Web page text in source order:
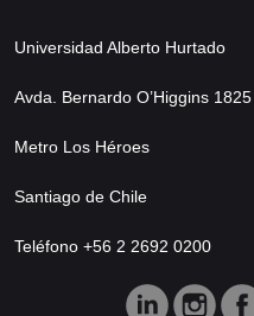
Universidad Alberto Hurtado
Avda. Bernardo O’Higgins 1825
Metro Los Héroes
Santiago de Chile
Teléfono +56 2 2692 0200